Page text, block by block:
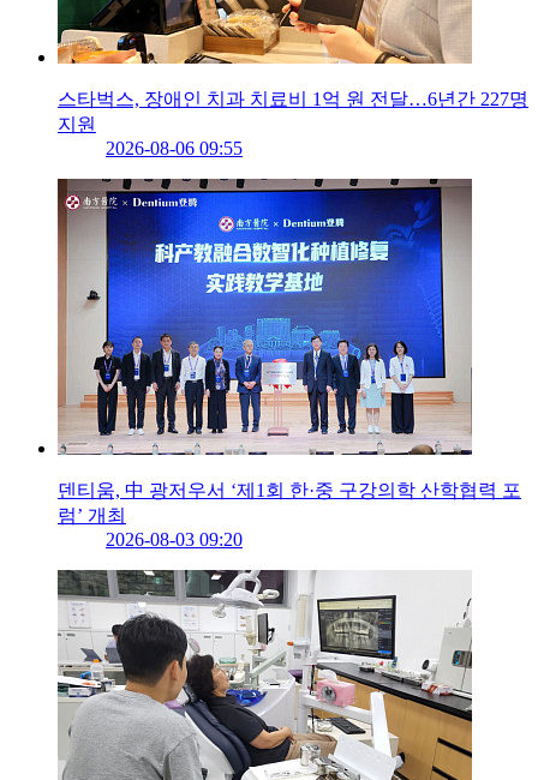
스타벅스, 장애인 치과 치료비 1억 원 전달…6년간 227명
지원
2026-08-06 09:55
덴티움, 中 광저우서 ‘제1회 한·중 구강의학 산학협력 포
럼’ 개최
2026-08-03 09:20